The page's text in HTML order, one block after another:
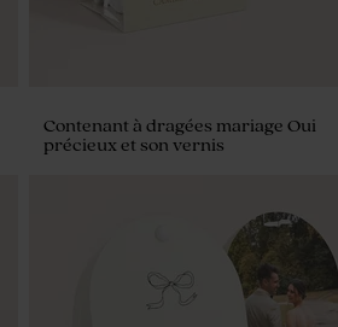
Contenant à dragées mariage Oui
précieux et son vernis